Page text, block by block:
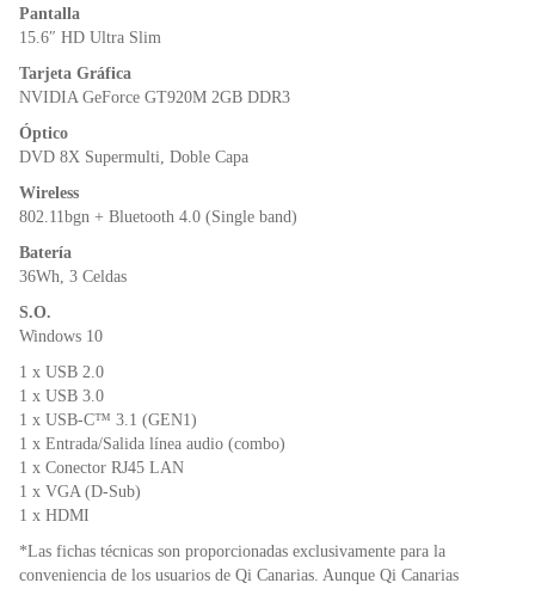
Pantalla
15.6″ HD Ultra Slim
Tarjeta Gráfica
NVIDIA GeForce GT920M 2GB DDR3
Óptico
DVD 8X Supermulti, Doble Capa
Wireless
802.11bgn + Bluetooth 4.0 (Single band)
Batería
36Wh, 3 Celdas
S.O.
Windows 10
1 x USB 2.0
1 x USB 3.0
1 x USB-C™ 3.1 (GEN1)
1 x Entrada/Salida línea audio (combo)
1 x Conector RJ45 LAN
1 x VGA (D-Sub)
1 x HDMI
*Las fichas técnicas son proporcionadas exclusivamente para la
conveniencia de los usuarios de Qi Canarias. Aunque Qi Canarias